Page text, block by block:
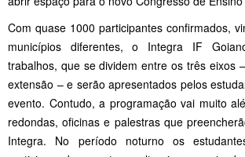
Com quase 1000 participantes confirmados,
municípios diferentes, o Integra IF
trabalhos, que se dividem entre os três eixos
extensão – e serão apresentados pelos
evento. Contudo, a programação vai muito
redondas, oficinas e palestras que
Integra. No período noturno os